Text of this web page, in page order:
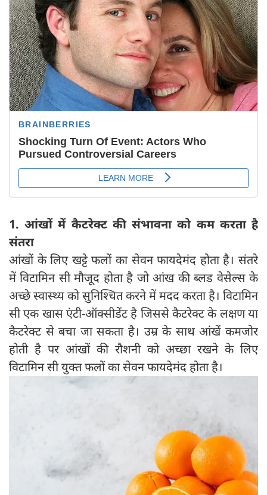
1. आंखों में कैटरेक्‍ट की संभावना को कम करता है
संतरा
आंखों के ल‍िए खट्टे फलों का सेवन फायदेमंद होता है। संतरे
में व‍िटाम‍िन सी मौजूद होता है जो आंख की ब्लड वेसेल्स के
अच्छे स्वास्थ्य को सुनिश्चित करने में मदद करता है। व‍िटाम‍िन
सी एक खास एंटी-ऑक्‍सीडेंट है ज‍िससे कैटरेक्‍ट के लक्षण या
कैटरेक्‍ट से बचा जा सकता है। उम्र के साथ आंखें कमजोर
होती है पर आंखों की रौशनी को अच्‍छा रखने के ल‍िए
व‍िटाम‍िन सी युक्‍त फलों का सेवन फायदेमंद होता है।